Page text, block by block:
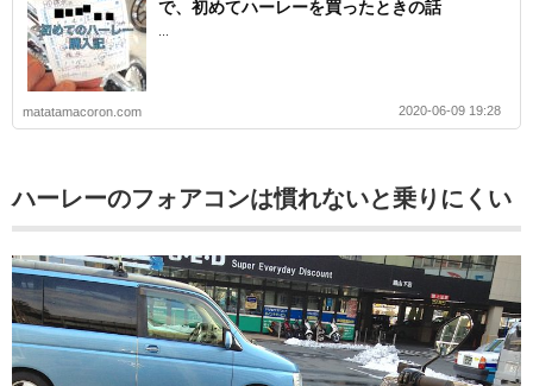
で、初めてハーレーを買ったときの話
matatamacoron.com 2020-06-09 19:28
ハーレーのフォアコンは慣れないと乗りにくい